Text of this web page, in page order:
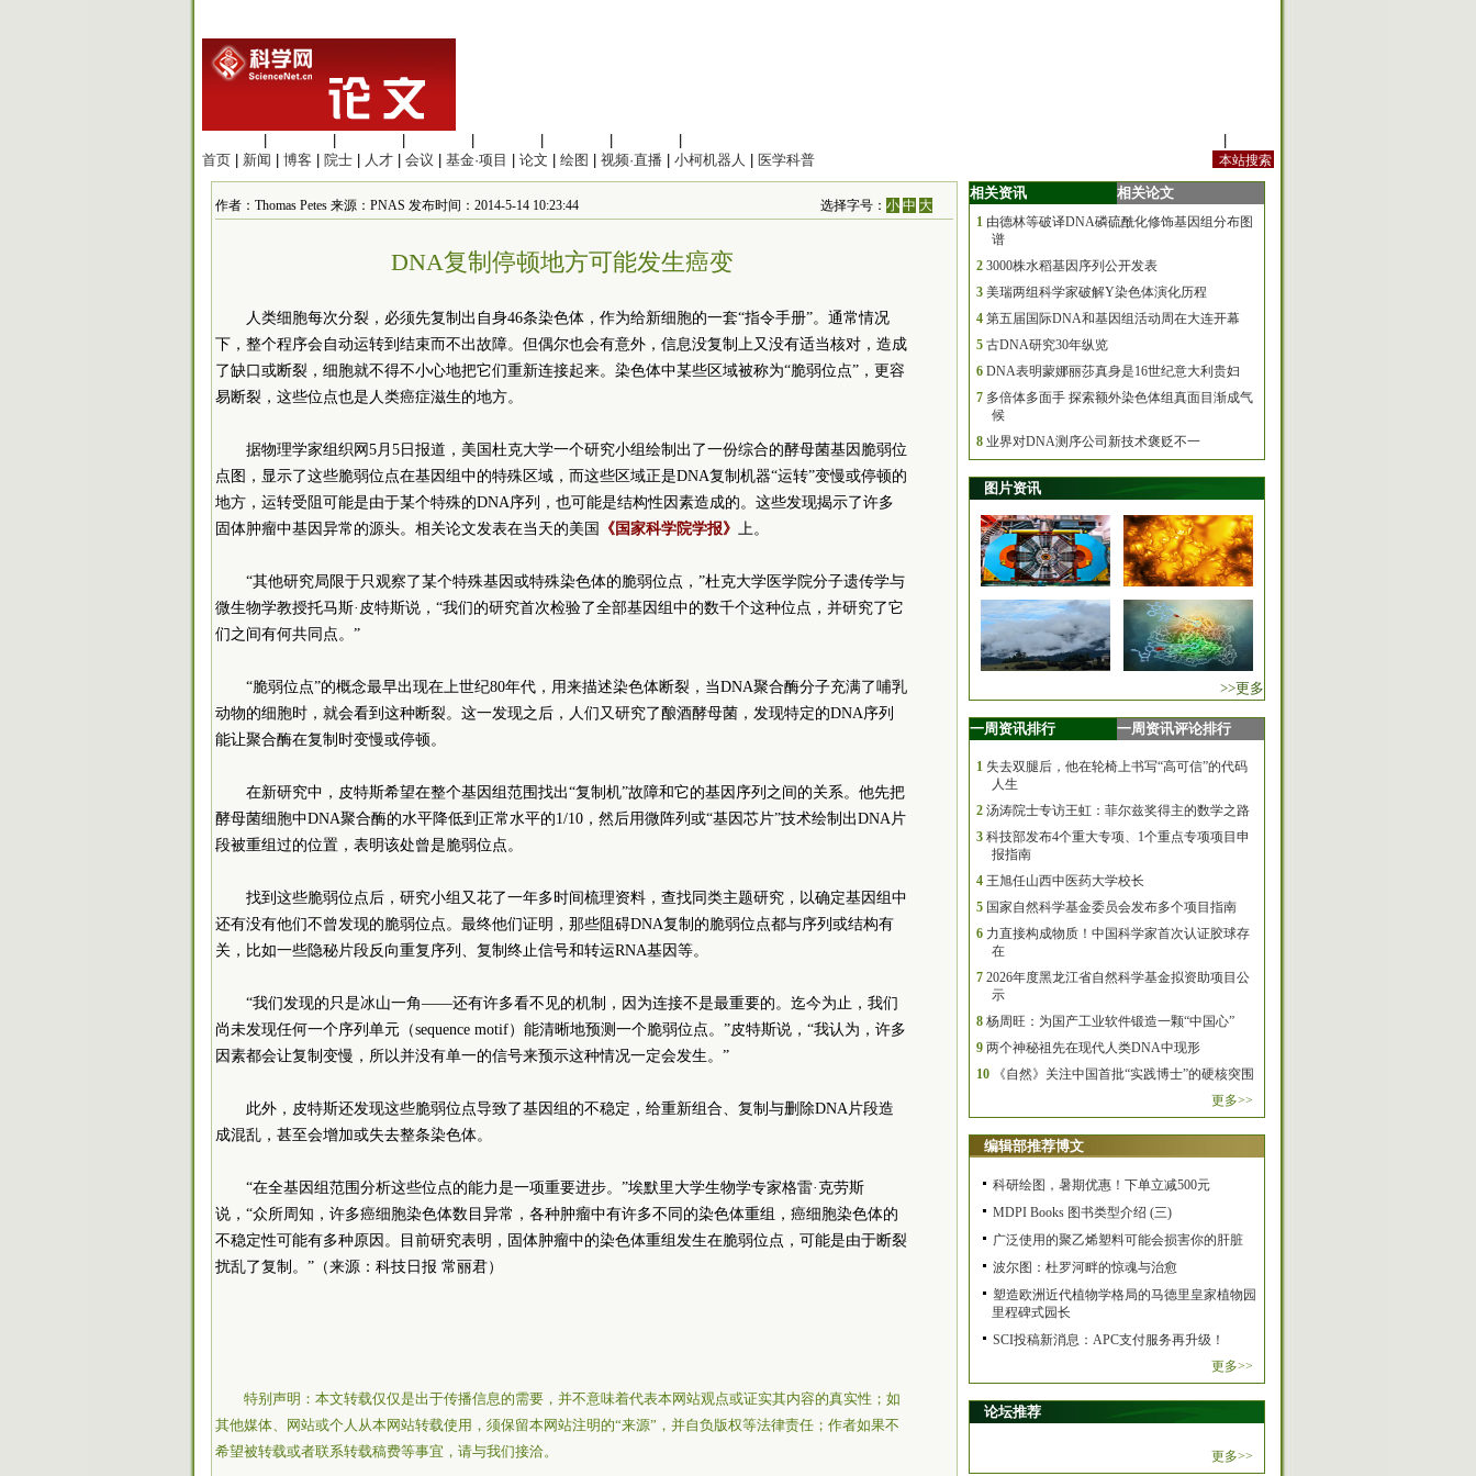
首页
新闻 博客 院士 人才 会议 基金·项目 论文 绘图 视频·直播 小柯机器人 医学科普
作者：Thomas Petes 来源：PNAS 发布时间：2014-5-14 10:23:44 选择字号：小 中 大
DNA复制停顿地方可能发生癌变
人类细胞每次分裂，必须先复制出自身46条染色体，作为给新细胞的一套“指令手册”。通常情况
下，整个程序会自动运转到结束而不出故障。但偶尔也会有意外，信息没复制上又没有适当核对，造成
了缺口或断裂，细胞就不得不小心地把它们重新连接起来。染色体中某些区域被称为“脆弱位点”，更容
易断裂，这些位点也是人类癌症滋生的地方。
据物理学家组织网5月5日报道，美国杜克大学一个研究小组绘制出了一份综合的酵母菌基因脆弱位
点图，显示了这些脆弱位点在基因组中的特殊区域，而这些区域正是DNA复制机器“运转”变慢或停顿的
地方，运转受阻可能是由于某个特殊的DNA序列，也可能是结构性因素造成的。这些发现揭示了许多
固体肿瘤中基因异常的源头。相关论文发表在当天的美国
《国家科学院学报》 上。
“其他研究局限于只观察了某个特殊基因或特殊染色体的脆弱位点，”杜克大学医学院分子遗传学与
微生物学教授托马斯·皮特斯说，“我们的研究首次检验了全部基因组中的数千个这种位点，并研究了它
们之间有何共同点。”
“脆弱位点”的概念最早出现在上世纪80年代，用来描述染色体断裂，当DNA聚合酶分子充满了哺乳
动物的细胞时，就会看到这种断裂。这一发现之后，人们又研究了酿酒酵母菌，发现特定的DNA序列
能让聚合酶在复制时变慢或停顿。
在新研究中，皮特斯希望在整个基因组范围找出“复制机”故障和它的基因序列之间的关系。他先把
酵母菌细胞中DNA聚合酶的水平降低到正常水平的1/10，然后用微阵列或“基因芯片”技术绘制出DNA片
段被重组过的位置，表明该处曾是脆弱位点。
找到这些脆弱位点后，研究小组又花了一年多时间梳理资料，查找同类主题研究，以确定基因组中
还有没有他们不曾发现的脆弱位点。最终他们证明，那些阻碍DNA复制的脆弱位点都与序列或结构有
关，比如一些隐秘片段反向重复序列、复制终止信号和转运RNA基因等。
“我们发现的只是冰山一角——还有许多看不见的机制，因为连接不是最重要的。迄今为止，我们
尚未发现任何一个序列单元（sequence motif）能清晰地预测一个脆弱位点。”皮特斯说，“我认为，许多
因素都会让复制变慢，所以并没有单一的信号来预示这种情况一定会发生。”
此外，皮特斯还发现这些脆弱位点导致了基因组的不稳定，给重新组合、复制与删除DNA片段造
成混乱，甚至会增加或失去整条染色体。
“在全基因组范围分析这些位点的能力是一项重要进步。”埃默里大学生物学专家格雷·克劳斯
说，“众所周知，许多癌细胞染色体数目异常，各种肿瘤中有许多不同的染色体重组，癌细胞染色体的
不稳定性可能有多种原因。目前研究表明，固体肿瘤中的染色体重组发生在脆弱位点，可能是由于断裂
扰乱了复制。”（来源：科技日报 常丽君）
特别声明：本文转载仅仅是出于传播信息的需要，并不意味着代表本网站观点或证实其内容的真实性；如
其他媒体、网站或个人从本网站转载使用，须保留本网站注明的“来源”，并自负版权等法律责任；作者如果不
希望被转载或者联系转载稿费等事宜，请与我们接洽。
相关资讯 相关论文
1 由德林等破译DNA磷硫酰化修饰基因组分布图
谱
2 3000株水稻基因序列公开发表
3 美瑞两组科学家破解Y染色体演化历程
4 第五届国际DNA和基因组活动周在大连开幕
5 古DNA研究30年纵览
6 DNA表明蒙娜丽莎真身是16世纪意大利贵妇
7 多倍体多面手 探索额外染色体组真面目渐成气
候
8 业界对DNA测序公司新技术褒贬不一
图片资讯
>>更多
一周资讯排行 一周资讯评论排行
1 失去双腿后，他在轮椅上书写“高可信”的代码
人生
2 汤涛院士专访王虹：菲尔兹奖得主的数学之路
3 科技部发布4个重大专项、1个重点专项项目申
报指南
4 王旭任山西中医药大学校长
5 国家自然科学基金委员会发布多个项目指南
6 力直接构成物质！中国科学家首次认证胶球存
在
7 2026年度黑龙江省自然科学基金拟资助项目公
示
8 杨周旺：为国产工业软件锻造一颗“中国心”
9 两个神秘祖先在现代人类DNA中现形
10
《自然》关注中国首批“实践博士”的硬核突围
更多>>
编辑部推荐博文
科研绘图，暑期优惠！下单立减500元
MDPI Books 图书类型介绍 (三)
广泛使用的聚乙烯塑料可能会损害你的肝脏
波尔图：杜罗河畔的惊魂与治愈
塑造欧洲近代植物学格局的马德里皇家植物园
里程碑式园长
SCI投稿新消息：APC支付服务再升级！
更多>>
论坛推荐
更多>>